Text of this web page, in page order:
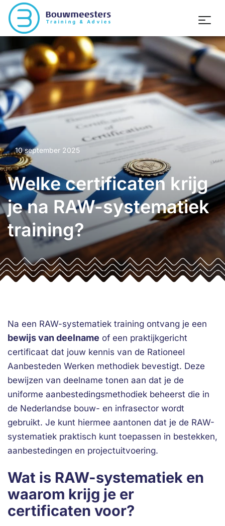
10 september 2025
Welke certificaten krijg
je na RAW-systematiek
training?
Na een RAW-systematiek training ontvang je een
bewijs van deelname of een praktijkgericht
certificaat dat jouw kennis van de Rationeel
Aanbesteden Werken methodiek bevestigt. Deze
bewijzen van deelname tonen aan dat je de
uniforme aanbestedingsmethodiek beheerst die in
de Nederlandse bouw- en infrasector wordt
gebruikt. Je kunt hiermee aantonen dat je de RAW-
systematiek praktisch kunt toepassen in bestekken,
aanbestedingen en projectuitvoering.
Wat is RAW-systematiek en
waarom krijg je er
certificaten voor?